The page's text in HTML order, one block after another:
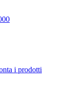
i prodotti